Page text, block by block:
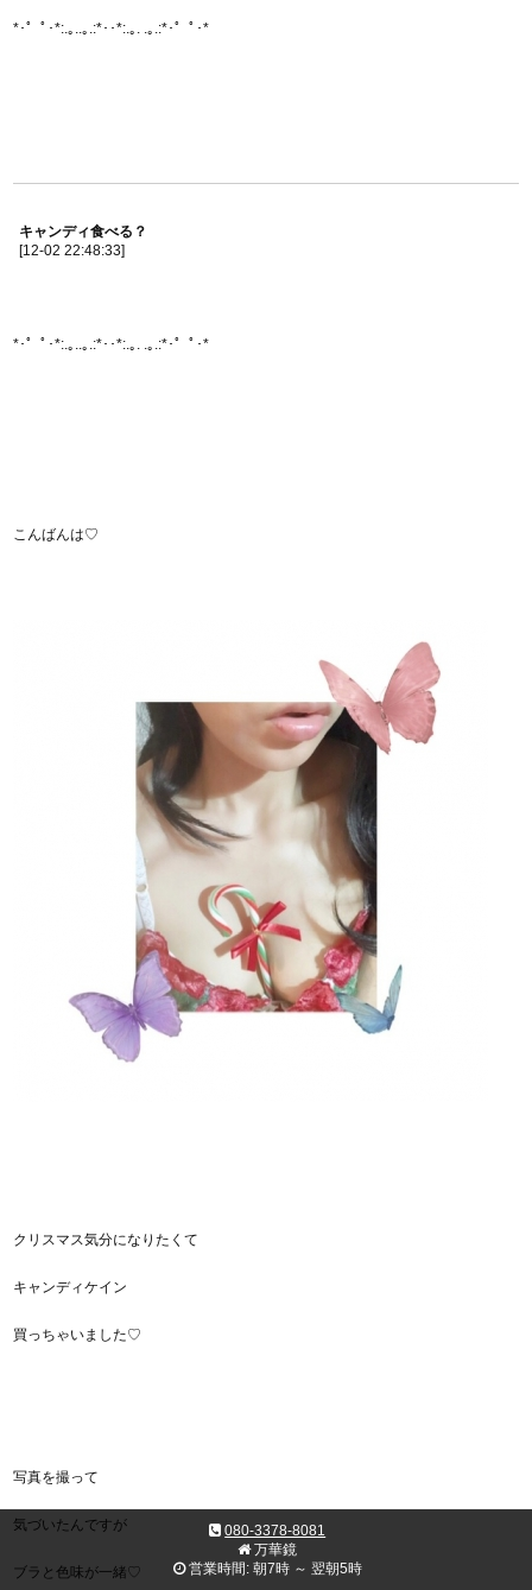
*･゜ﾟ･*:.｡..｡.:*･･*:.｡. .｡.:*･゜ﾟ･*
キャンディ食べる？
[12-02 22:48:33]
*･゜ﾟ･*:.｡..｡.:*･･*:.｡. .｡.:*･゜ﾟ･*
こんばんは♡
クリスマス気分になりたくて
キャンディケイン
買っちゃいました♡
写真を撮って
気づいたんですが
ブラと色味が一緒♡
080-3378-8081
万華鏡
営業時間: 朝7時 ～ 翌朝5時